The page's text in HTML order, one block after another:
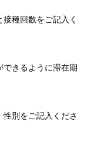
種回数をご記入く
できるように滞在期
別をご記入くださ